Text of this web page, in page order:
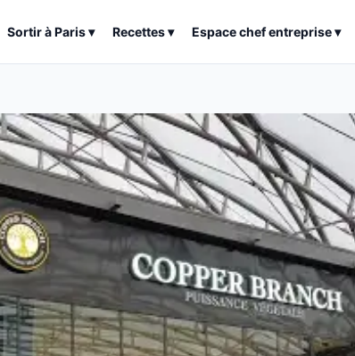
Sortir àParis▾ Recettes▾ Espace chef entreprise▾